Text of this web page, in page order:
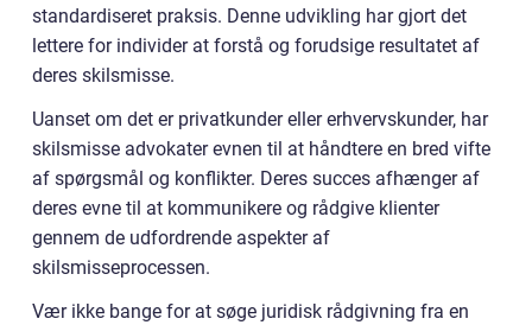
standardiseret praksis. Denne udvikling har gjort det
lettere for individer at forstå og forudsige resultatet af
deres skilsmisse.
Uanset om det er privatkunder eller erhvervskunder, har
skilsmisse advokater evnen til at håndtere en bred vifte
af spørgsmål og konflikter. Deres succes afhænger af
deres evne til at kommunikere og rådgive klienter
gennem de udfordrende aspekter af
skilsmisseprocessen.
Vær ikke bange for at søge juridisk rådgivning fra en